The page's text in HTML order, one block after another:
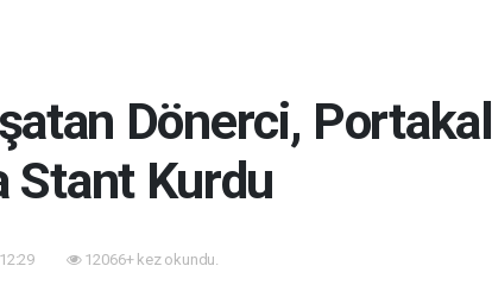
Dönerci, Portakal
Stant Kurdu
12066+ kez okundu.